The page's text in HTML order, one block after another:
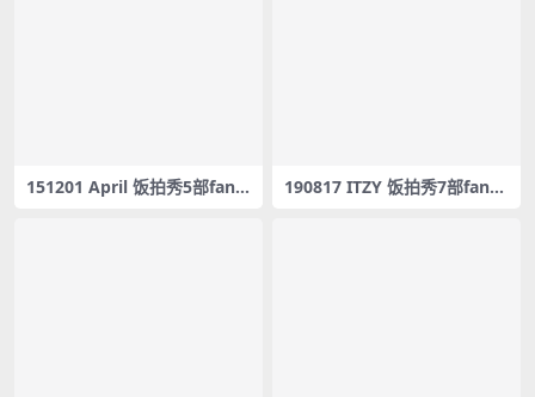
151201 April 饭拍秀5部fanc
190817 ITZY 饭拍秀7部fanca